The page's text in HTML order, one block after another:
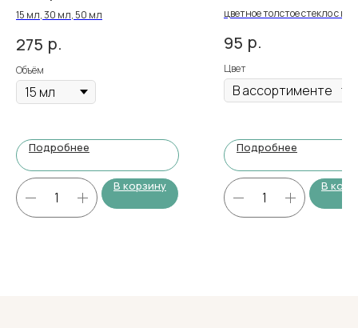
насадка юбочка
15 мл, 30 мл, 50 мл
275 р.
Объём
Подробнее
В корзину
цветное толстое стекло с
логотипа
95 р.
Цвет
Подробнее
В